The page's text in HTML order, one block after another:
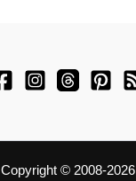
Copyright © 2008-2026